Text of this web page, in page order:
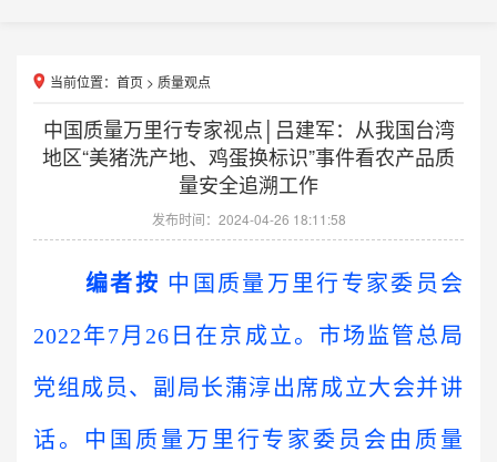
当前位置： 首页 > 质量观点
中国质量万里行专家视点│吕建军：从我国台湾
地区“美猪洗产地、鸡蛋换标识”事件看农产品质
量安全追溯工作
发布时间：2024-04-26 18:11:58
编者按 中国质量万里行专家委员会
2022年7月26日在京成立。市场监管总局
党组成员、副局长蒲淳出席成立大会并讲
话。中国质量万里行专家委员会由质量